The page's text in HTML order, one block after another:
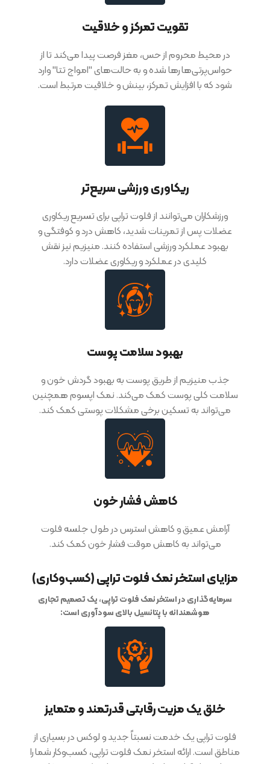
تقویت تمرکز و خلاقیت
در محیط محروم از حس، مغز فرصت پیدا می‌کند تا از
حواس‌پرتی‌ها رها شده و به حالت‌های "امواج تتا" وارد
شود که با افزایش تمرکز، بینش و خلاقیت مرتبط است.
ریکاوری ورزشی سریع‌تر
ورزشکاران می‌توانند از فلوت تراپی برای تسریع ریکاوری
عضلات پس از تمرینات شدید، کاهش درد و کوفتگی و
بهبود عملکرد ورزشی استفاده کنند. منیزیم نیز نقش
کلیدی در عملکرد و ریکاوری عضلات دارد.
بهبود سلامت پوست
جذب منیزیم از طریق پوست به بهبود گردش خون و
سلامت کلی پوست کمک می‌کند. نمک اپسوم همچنین
می‌تواند به تسکین برخی مشکلات پوستی کمک کند.
کاهش فشار خون
آرامش عمیق و کاهش استرس در طول جلسه فلوت
می‌تواند به کاهش موقت فشار خون کمک کند.
مزایای استخر نمک فلوت تراپی (کسب‌وکاری)
سرمایه‌گذاری در استخر نمک فلوت تراپی، یک تصمیم تجاری
هوشمندانه با پتانسیل بالای سودآوری است:
خلق یک مزیت رقابتی قدرتمند و متمایز
فلوت تراپی یک خدمت نسبتاً جدید و لوکس در بسیاری از
مناطق است. ارائه استخر نمک فلوت تراپی، کسب‌وکار شما را